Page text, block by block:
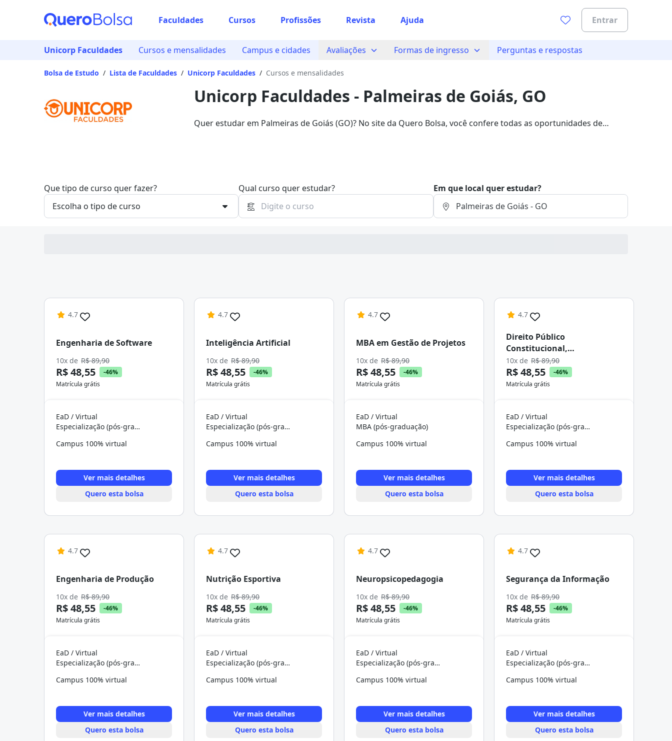
Faculdades Cursos Profissões Revista Ajuda Entrar
Vamos te guiar no caminho ideal para seus estudos
Sim, já sei
Unicorp Faculdades Cursos e mensalidades Campus e cidades Avaliações Formas de ingresso Perguntas e respostas
Bolsa de Estudo / Lista de Faculdades / Unicorp Faculdades / Cursos e mensalidades
Unicorp Faculdades - Palmeiras de Goiás, GO
Quer estudar em Palmeiras de Goiás (GO)? No site da Quero Bolsa, você confere todas as oportunidades de
Que tipo de curso quer fazer? Qual curso quer estudar? Em que local quer estudar?
4.7
Engenharia de Software
10x de R$ 89,90
R$ 48,55
-46%
Matrícula grátis
EaD / Virtual
Especialização (pós-graduação)
Campus 100% virtual
Ver mais detalhes
Quero esta bolsa
4.7
Inteligência Artificial
10x de R$ 89,90
R$ 48,55
-46%
Matrícula grátis
EaD / Virtual
Especialização (pós-graduação)
Campus 100% virtual
Ver mais detalhes
Quero esta bolsa
4.7
MBA em Gestão de Projetos
10x de R$ 89,90
R$ 48,55
-46%
Matrícula grátis
EaD / Virtual
MBA (pós-graduação)
Campus 100% virtual
Ver mais detalhes
Quero esta bolsa
4.7
Direito Público
Constitucional,
Administrativo e Tributário
10x de R$ 89,90
R$ 48,55
-46%
Matrícula grátis
EaD / Virtual
Especialização (pós-graduação)
Campus 100% virtual
Ver mais detalhes
Quero esta bolsa
4.7
Engenharia de Produção
10x de R$ 89,90
R$ 48,55
-46%
Matrícula grátis
EaD / Virtual
Especialização (pós-graduação)
Campus 100% virtual
Ver mais detalhes
Quero esta bolsa
4.7
Nutrição Esportiva
10x de R$ 89,90
R$ 48,55
-46%
Matrícula grátis
EaD / Virtual
Especialização (pós-graduação)
Campus 100% virtual
Ver mais detalhes
Quero esta bolsa
4.7
Neuropsicopedagogia
10x de R$ 89,90
R$ 48,55
-46%
Matrícula grátis
EaD / Virtual
Especialização (pós-graduação)
Campus 100% virtual
Ver mais detalhes
Quero esta bolsa
4.7
Segurança da Informação
10x de R$ 89,90
R$ 48,55
-46%
Matrícula grátis
EaD / Virtual
Especialização (pós-graduação)
Campus 100% virtual
Ver mais detalhes
Quero esta bolsa